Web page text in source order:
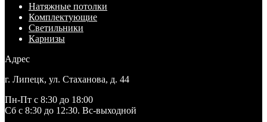
Натяжные потолки
Комплектующие
Светильники
Карнизы
Адрес
г. Липецк, ул. Стаханова, д. 44
Пн-Пт с 8:30 до 18:00
Сб с 8:30 до 12:30. Вс-выходной